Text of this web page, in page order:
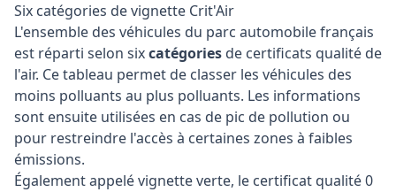
Six catégories de vignette Crit'Air
L'ensemble des véhicules du parc automobile français
est réparti selon sixcatégories de certificats qualité de
l'air. Ce tableau permet de classer les véhicules des
moins polluants au plus polluants. Les informations
sont ensuite utilisées en cas de pic de pollution ou
pour restreindre l'accès à certaines zones à faibles
émissions.
Également appelé vignette verte, le certificat qualité 0